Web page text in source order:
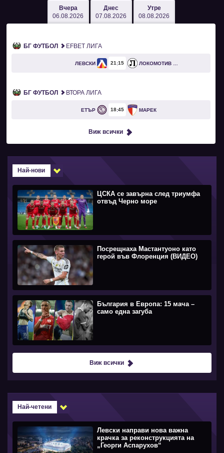
Вчера
06.08.2026
Днес
07.08.2026
Утре
08.08.2026
БГ ФУТБОЛ EFBET ЛИГА
ЛЕВСКИ 21 15 ЛОКОМОТИВ ПЛОВДИВ
БГ ФУТБОЛ ВТОРА ЛИГА
ЕТЪР 18 45 МАРЕК
Виж всички
Най-нови
ЦСКА се завърна след триумфа
отвъд Черно море
Посрещнаха Мастантуоно като
герой във Флоренция (ВИДЕО)
България в Европа: 15 мача –
само една загуба
Виж всички
Най-четени
Левски направи нова важна
крачка за реконструкцията на
„Георги Аспарухов“